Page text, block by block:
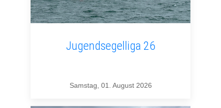
Jugendsegelliga 26
Samstag, 01. August 2026